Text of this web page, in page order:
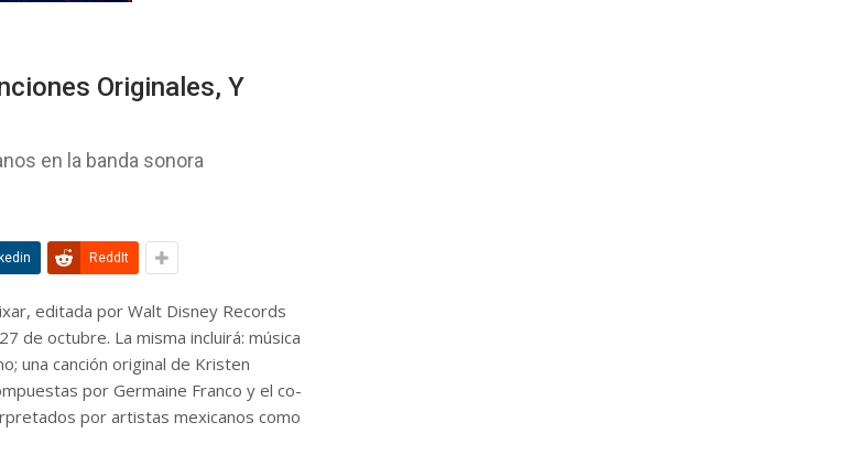
Originales, Y
en la banda sonora
ReddIt
editada por Walt Disney Records
de octubre. La misma incluirá: música
una canción original de Kristen
por Germaine Franco y el co-
por artistas mexicanos como